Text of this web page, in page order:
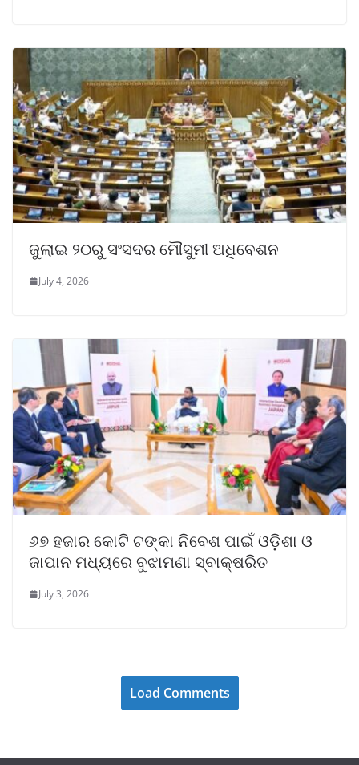
ଜୁଲାଇ ୨୦ରୁ ସଂସଦର ମୌସୁମୀ ଅଧିବେଶନ
July 4, 2026
୬୭ ହଜାର କୋଟି ଟଙ୍କା ନିବେଶ ପାଇଁ ଓଡ଼ିଶା ଓ
ଜାପାନ ମଧ୍ୟରେ ବୁଝାମଣା ସ୍ବାକ୍ଷରିତ
July 3, 2026
Load Comments